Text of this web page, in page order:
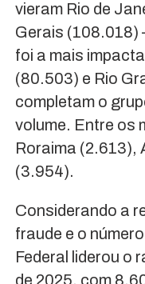
vieram Rio de
Gerais (108.018)
foi a mais
(80.503) e Rio
completam o
volume. Entre os
Roraima (2.613),
(3.954).
Considerando a
fraude e o
Federal liderou o
de 2025, com